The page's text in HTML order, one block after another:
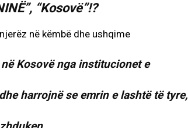
“Kosovë”!?
Kosovë nga institucionet e
harrojnë se emrin e lashtë të tyre,